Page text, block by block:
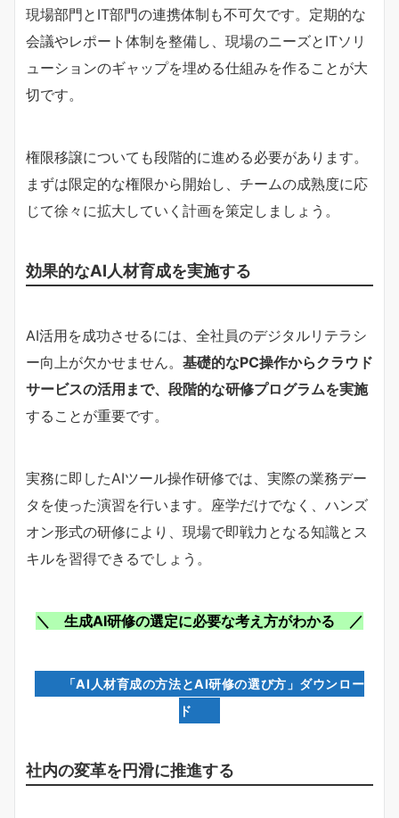
現場部門とIT部門の連携体制も不可欠です。定期的な
会議やレポート体制を整備し、現場のニーズとITソリ
ューションのギャップを埋める仕組みを作ることが大
切です。
権限移譲についても段階的に進める必要があります。
まずは限定的な権限から開始し、チームの成熟度に応
じて徐々に拡大していく計画を策定しましょう。
効果的なAI人材育成を実施する
AI活用を成功させるには、全社員のデジタルリテラシ
ー向上が欠かせません。 基礎的なPC操作からクラウド
サービスの活用まで、段階的な研修プログラムを実施
することが重要です。
実務に即したAIツール操作研修では、実際の業務デー
タを使った演習を行います。座学だけでなく、ハンズ
オン形式の研修により、現場で即戦力となる知識とス
キルを習得できるでしょう。
＼ 生成AI研修の選定に必要な考え方がわかる ／
「AI人材育成の方法とAI研修の選び方」ダウンロー
ド
社内の変革を円滑に推進する